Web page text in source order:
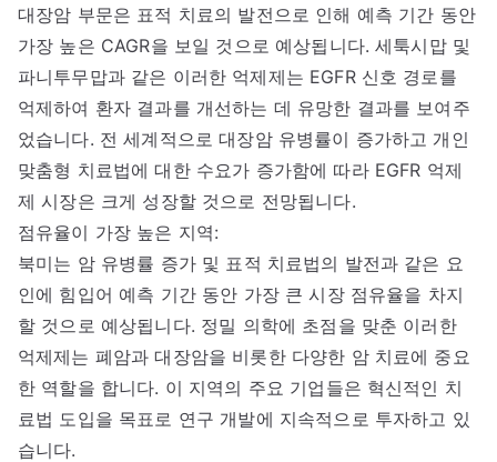
대장암 부문은 표적 치료의 발전으로 인해 예측 기간 동안
가장 높은 CAGR을 보일 것으로 예상됩니다. 세툭시맙 및
파니투무맙과 같은 이러한 억제제는 EGFR 신호 경로를
억제하여 환자 결과를 개선하는 데 유망한 결과를 보여주
었습니다. 전 세계적으로 대장암 유병률이 증가하고 개인
맞춤형 치료법에 대한 수요가 증가함에 따라 EGFR 억제
제 시장은 크게 성장할 것으로 전망됩니다.
점유율이 가장 높은 지역:
북미는 암 유병률 증가 및 표적 치료법의 발전과 같은 요
인에 힘입어 예측 기간 동안 가장 큰 시장 점유율을 차지
할 것으로 예상됩니다. 정밀 의학에 초점을 맞춘 이러한
억제제는 폐암과 대장암을 비롯한 다양한 암 치료에 중요
한 역할을 합니다. 이 지역의 주요 기업들은 혁신적인 치
료법 도입을 목표로 연구 개발에 지속적으로 투자하고 있
습니다.